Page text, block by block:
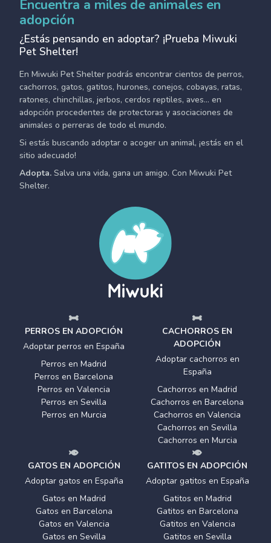
Encuentra a miles de animales en
adopción
¿Estás pensando en adoptar? ¡Prueba Miwuki
Pet Shelter!
En Miwuki Pet Shelter podrás encontrar cientos de perros,
cachorros, gatos, gatitos, hurones, conejos, cobayas, ratas,
ratones, chinchillas, jerbos, cerdos reptiles, aves... en
adopción procedentes de protectoras y asociaciones de
animales o perreras de todo el mundo.
Si estás buscando adoptar o acoger un animal, ¡estás en el
sitio adecuado!
Adopta. Salva una vida, gana un amigo. Con Miwuki Pet
Shelter.
PERROS EN ADOPCIÓN
Adoptar perros en España
Perros en Madrid
Perros en Barcelona
Perros en Valencia
Perros en Sevilla
Perros en Murcia
CACHORROS EN
ADOPCIÓN
Adoptar cachorros en
España
Cachorros en Madrid
Cachorros en Barcelona
Cachorros en Valencia
Cachorros en Sevilla
Cachorros en Murcia
GATOS EN ADOPCIÓN
Adoptar gatos en España
Gatos en Madrid
Gatos en Barcelona
Gatos en Valencia
Gatos en Sevilla
GATITOS EN ADOPCIÓN
Adoptar gatitos en España
Gatitos en Madrid
Gatitos en Barcelona
Gatitos en Valencia
Gatitos en Sevilla